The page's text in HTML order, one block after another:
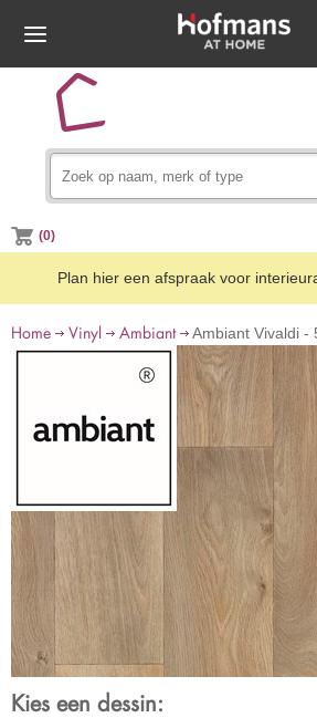
(0)
Plan hier een afspraak voor
Home Vinyl Ambiant Ambiant Vivaldi -
Kies een dessin: